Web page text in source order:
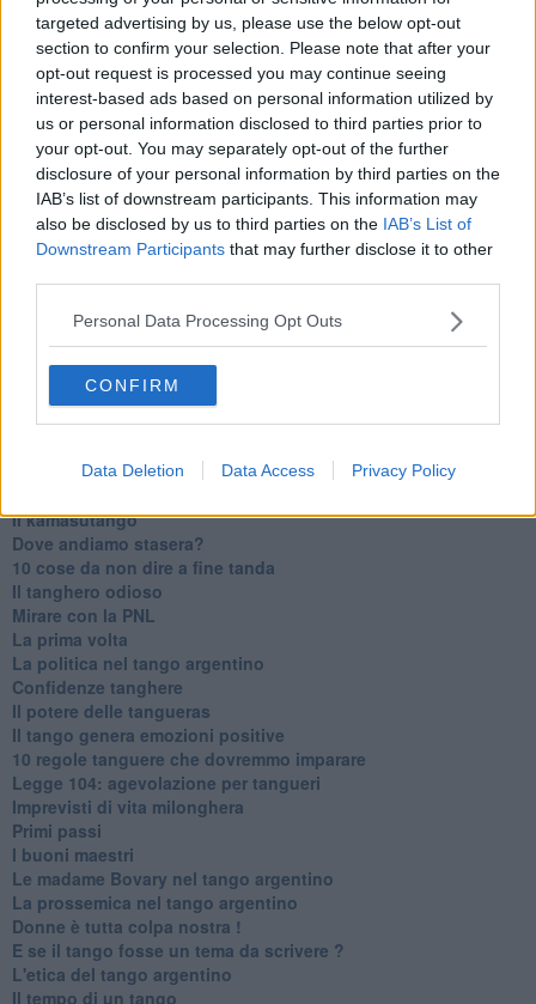
targeted advertising by us, please use the below opt-out
section to confirm your selection. Please note that after your
opt-out request is processed you may continue seeing
interest-based ads based on personal information utilized by
us or personal information disclosed to third parties prior to
your opt-out. You may separately opt-out of the further
disclosure of your personal information by third parties on the
IAB’s list of downstream participants. This information may
also be disclosed by us to third parties on the IAB’s List of
Downstream Participants that may further disclose it to other
Personal Data Processing Opt Outs
CONFIRM
Data Deletion Data Access Privacy Policy
viventi.
Maria Caruso
Se vuoi leggere le notizie principali della Toscana iscriviti alla
Newsletter QUInews - ToscanaMedia.Arriva gratis tutti i giorni
Ti potrebbe interessare anche:
Articoli dal Blog “Parole milonguere” di Maria Caruso
Diario di una tanghera
Sedotti e abbandonati nel tango argentino
Il kamasutango
Dove andiamo stasera?
10 cose da non dire a fine tanda
Il tanghero odioso
Mirare con la PNL
La prima volta
La politica nel tango argentino
Confidenze tanghere
Il potere delle tangueras
Il tango genera emozioni positive
10 regole tanguere che dovremmo imparare
Legge 104: agevolazione per tangueri
Imprevisti di vita milonghera
Primi passi
I buoni maestri
Le madame Bovary nel tango argentino
La prossemica nel tango argentino
Donne è tutta colpa nostra !
E se il tango fosse un tema da scrivere ?
L'etica del tango argentino
Il tempo di un tango